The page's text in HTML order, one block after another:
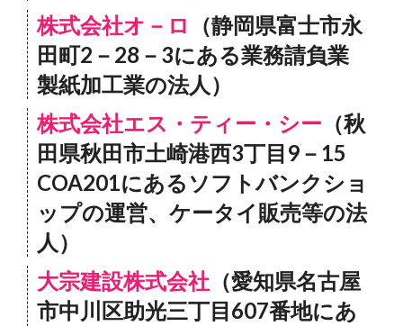
株式会社オ－ロ
（静岡県富士市永
田町2－28－3にある業務請負業
製紙加工業の法人）
株式会社エス・ティー・シー （秋
田県秋田市土崎港西3丁目9－15
COA201にあるソフトバンクショ
ップの運営、ケータイ販売等の法
人）
大宗建設株式会社 （愛知県名古屋
市中川区助光三丁目607番地にあ